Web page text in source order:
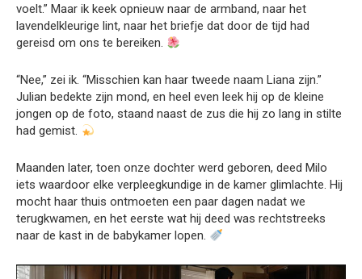
voelt.” Maar ik keek opnieuw naar de armband, naar het
lavendelkleurige lint, naar het briefje dat door de tijd had
gereisd om ons te bereiken.
“Nee,” zei ik. “Misschien kan haar tweede naam Liana zijn.”
Julian bedekte zijn mond, en heel even leek hij op de kleine
jongen op de foto, staand naast de zus die hij zo lang in stilte
had gemist.
Maanden later, toen onze dochter werd geboren, deed Milo
iets waardoor elke verpleegkundige in de kamer glimlachte. Hij
mocht haar thuis ontmoeten een paar dagen nadat we
terugkwamen, en het eerste wat hij deed was rechtstreeks
naar de kast in de babykamer lopen.